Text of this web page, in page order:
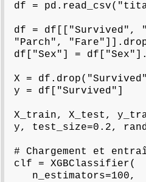
df =
df = df[["Survived",
"Parch",
df["Sex"] =
X =
y = df["Survived"]
X_train, X_test,
y, test_size=0.2,
# Chargement et
clf = XGBClassifier(
n_estimators=100,